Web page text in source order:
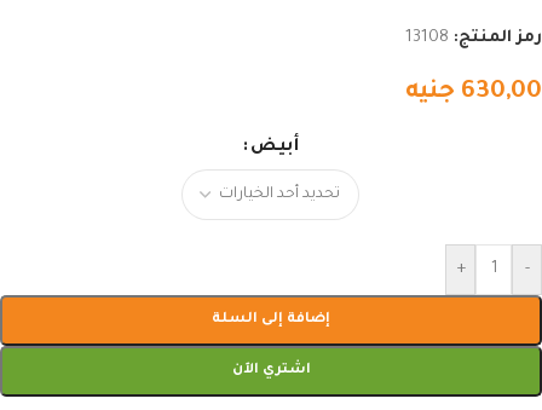
رمز المنتج: 13108
630,00 جنيه
أبيض
-
+
إضافة إلى السلة
اشتري الآن